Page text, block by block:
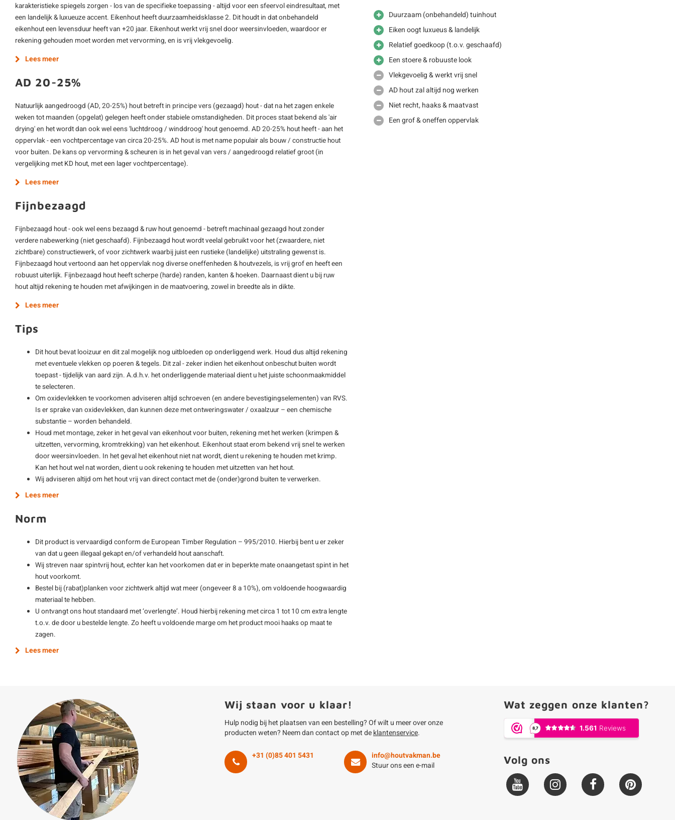
karakteristieke spiegels zorgen - los van de specifieke toepassing - altijd voor een sfeervol eindresultaat, met
een landelijk & luxueuze accent. Eikenhout heeft duurzaamheidsklasse 2. Dit houdt in dat onbehandeld
eikenhout een levensduur heeft van +20 jaar. Eikenhout werkt vrij snel door weersinvloeden, waardoor er
rekening gehouden moet worden met vervorming, en is vrij vlekgevoelig.
Lees meer
AD 20-25%
Natuurlijk aangedroogd (AD, 20-25%) hout betreft in principe vers (gezaagd) hout - dat na het zagen enkele
weken tot maanden (opgelat) gelegen heeft onder stabiele omstandigheden. Dit proces staat bekend als 'air
drying' en het wordt dan ook wel eens 'luchtdroog / winddroog' hout genoemd. AD 20-25% hout heeft - aan het
oppervlak - een vochtpercentage van circa 20-25%. AD hout is met name populair als bouw / constructie hout
voor buiten. De kans op vervorming & scheuren is in het geval van vers / aangedroogd relatief groot (in
vergelijking met KD hout, met een lager vochtpercentage).
Lees meer
Fijnbezaagd
Fijnbezaagd hout - ook wel eens bezaagd & ruw hout genoemd - betreft machinaal gezaagd hout zonder
verdere nabewerking (niet geschaafd). Fijnbezaagd hout wordt veelal gebruikt voor het (zwaardere, niet
zichtbare) constructiewerk, of voor zichtwerk waarbij juist een rustieke (landelijke) uitstraling gewenst is.
Fijnbezaagd hout vertoond aan het oppervlak nog diverse oneffenheden & houtvezels, is vrij grof en heeft een
robuust uiterlijk. Fijnbezaagd hout heeft scherpe (harde) randen, kanten & hoeken. Daarnaast dient u bij ruw
hout altijd rekening te houden met afwijkingen in de maatvoering, zowel in breedte als in dikte.
Lees meer
Tips
Dit hout bevat looizuur en dit zal mogelijk nog uitbloeden op onderliggend werk. Houd dus altijd rekening
met eventuele vlekken op poeren & tegels. Dit zal - zeker indien het eikenhout onbeschut buiten wordt
toepast - tijdelijk van aard zijn. A.d.h.v. het onderliggende materiaal dient u het juiste schoonmaakmiddel
te selecteren.
Om oxidevlekken te voorkomen adviseren altijd schroeven (en andere bevestigingselementen) van RVS.
Is er sprake van oxidevlekken, dan kunnen deze met ontweringswater / oxaalzuur – een chemische
substantie – worden behandeld.
Houd met montage, zeker in het geval van eikenhout voor buiten, rekening met het werken (krimpen &
uitzetten, vervorming, kromtrekking) van het eikenhout. Eikenhout staat erom bekend vrij snel te werken
door weersinvloeden. In het geval het eikenhout niet nat wordt, dient u rekening te houden met krimp.
Kan het hout wel nat worden, dient u ook rekening te houden met uitzetten van het hout.
Wij adviseren altijd om het hout vrij van direct contact met de (onder)grond buiten te verwerken.
Lees meer
Norm
Dit product is vervaardigd conform de European Timber Regulation – 995/2010. Hierbij bent u er zeker
van dat u geen illegaal gekapt en/of verhandeld hout aanschaft.
Wij streven naar spintvrij hout, echter kan het voorkomen dat er in beperkte mate onaangetast spint in het
hout voorkomt.
Bestel bij (rabat)planken voor zichtwerk altijd wat meer (ongeveer 8 a 10%), om voldoende hoogwaardig
materiaal te hebben.
U ontvangt ons hout standaard met ‘overlengte’. Houd hierbij rekening met circa 1 tot 10 cm extra lengte
t.o.v. de door u bestelde lengte. Zo heeft u voldoende marge om het product mooi haaks op maat te
zagen.
Lees meer
Duurzaam (onbehandeld) tuinhout
Eiken oogt luxueus & landelijk
Relatief goedkoop (t.o.v. geschaafd)
Een stoere & robuuste look
Vlekgevoelig & werkt vrij snel
AD hout zal altijd nog werken
Niet recht, haaks & maatvast
Een grof & oneffen oppervlak
Wij staan voor u klaar!
Hulp nodig bij het plaatsen van een bestelling? Of wilt u meer over onze
producten weten? Neem dan contact op met deklantenservice.
+31 (0)85 401 5431
info@houtvakman.be
Stuur ons een e-mail
Wat zeggen onze klanten?
Volg ons